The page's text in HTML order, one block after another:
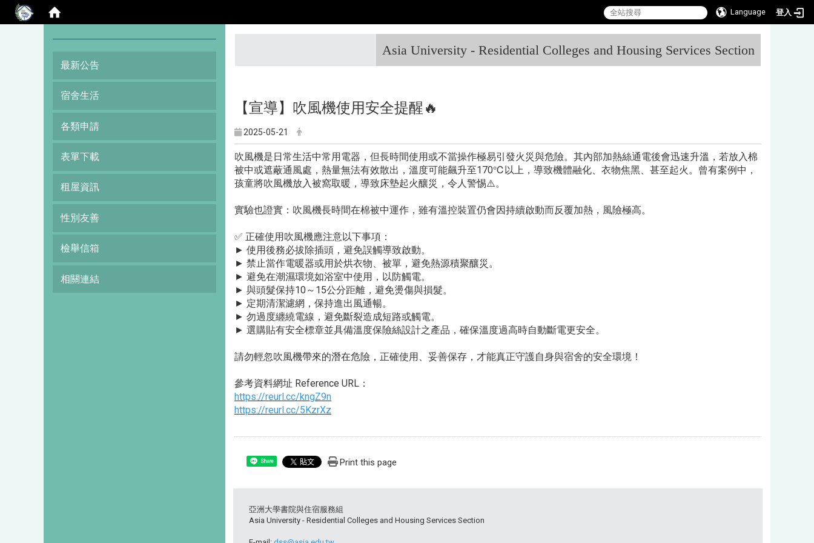
Language 登入
Asia University - Residential Colleges and Housing Services Section
最新公告
宿舍生活
各類申請
表單下載
租屋資訊
性別友善
檢舉信箱
相關連結
【宣導】吹風機使用安全提醒🔥
2025-05-21
吹風機是日常生活中常用電器，但長時間使用或不當操作極易引發火災與危險。其內部加熱絲通電後會迅速升溫，若放入棉
被中或遮蔽通風處，熱量無法有效散出，溫度可能飆升至170℃以上，導致機體融化、衣物焦黑、甚至起火。曾有案例中，
孩童將吹風機放入被窩取暖，導致床墊起火釀災，令人警惕⚠️。
實驗也證實：吹風機長時間在棉被中運作，雖有溫控裝置仍會因持續啟動而反覆加熱，風險極高。
✅ 正確使用吹風機應注意以下事項：
► 使用後務必拔除插頭，避免誤觸導致啟動。
► 禁止當作電暖器或用於烘衣物、被單，避免熱源積聚釀災。
► 避免在潮濕環境如浴室中使用，以防觸電。
► 與頭髮保持10～15公分距離，避免燙傷與損髮。
► 定期清潔濾網，保持進出風通暢。
► 勿過度纏繞電線，避免斷裂造成短路或觸電。
► 選購貼有安全標章並具備溫度保險絲設計之產品，確保溫度過高時自動斷電更安全。
請勿輕忽吹風機帶來的潛在危險，正確使用、妥善保存，才能真正守護自身與宿舍的安全環境！
參考資料網址 Reference URL：
https://reurl.cc/kngZ9n
https://reurl.cc/5KzrXz
Share Print this page
亞洲大學書院與住宿服務組
Asia University - Residential Colleges and Housing Services Section